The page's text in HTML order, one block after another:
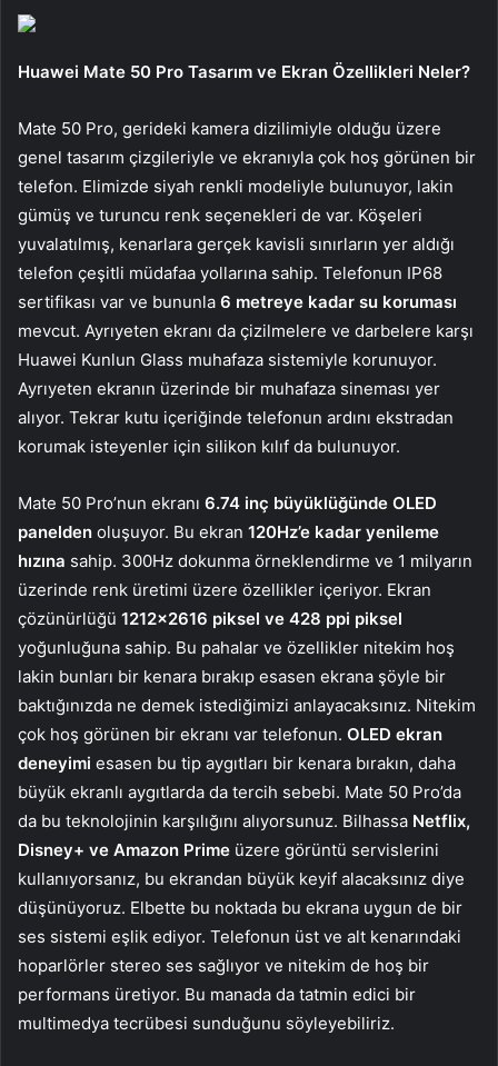
Huawei Mate 50 Pro Tasarım ve Ekran Özellikleri Neler?
Mate 50 Pro, gerideki kamera dizilimiyle olduğu üzere
genel tasarım çizgileriyle ve ekranıyla çok hoş görünen bir
telefon. Elimizde siyah renkli modeliyle bulunuyor, lakin
gümüş ve turuncu renk seçenekleri de var. Köşeleri
yuvalatılmış, kenarlara gerçek kavisli sınırların yer aldığı
telefon çeşitli müdafaa yollarına sahip. Telefonun IP68
sertifikası var ve bununla 6 metreye kadar su koruması
mevcut. Ayrıyeten ekranı da çizilmelere ve darbelere karşı
Huawei Kunlun Glass muhafaza sistemiyle korunuyor.
Ayrıyeten ekranın üzerinde bir muhafaza sineması yer
alıyor. Tekrar kutu içeriğinde telefonun ardını ekstradan
korumak isteyenler için silikon kılıf da bulunuyor.
Mate 50 Pro’nun ekranı 6.74 inç büyüklüğünde OLED
panelden oluşuyor. Bu ekran 120Hz’e kadar yenileme
hızına sahip. 300Hz dokunma örneklendirme ve 1 milyarın
üzerinde renk üretimi üzere özellikler içeriyor. Ekran
çözünürlüğü 1212×2616 piksel ve 428 ppi piksel
yoğunluğuna sahip. Bu pahalar ve özellikler nitekim hoş
lakin bunları bir kenara bırakıp esasen ekrana şöyle bir
baktığınızda ne demek istediğimizi anlayacaksınız. Nitekim
çok hoş görünen bir ekranı var telefonun. OLED ekran
deneyimi esasen bu tip aygıtları bir kenara bırakın, daha
büyük ekranlı aygıtlarda da tercih sebebi. Mate 50 Pro’da
da bu teknolojinin karşılığını alıyorsunuz. Bilhassa Netflix,
Disney+ ve Amazon Prime üzere görüntü servislerini
kullanıyorsanız, bu ekrandan büyük keyif alacaksınız diye
düşünüyoruz. Elbette bu noktada bu ekrana uygun de bir
ses sistemi eşlik ediyor. Telefonun üst ve alt kenarındaki
hoparlörler stereo ses sağlıyor ve nitekim de hoş bir
performans üretiyor. Bu manada da tatmin edici bir
multimedya tecrübesi sunduğunu söyleyebiliriz.